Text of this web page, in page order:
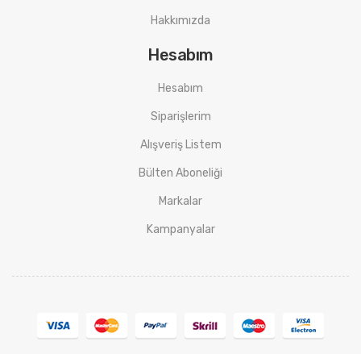
Hakkımızda
Hesabım
Hesabım
Siparişlerim
Alışveriş Listem
Bülten Aboneliği
Markalar
Kampanyalar